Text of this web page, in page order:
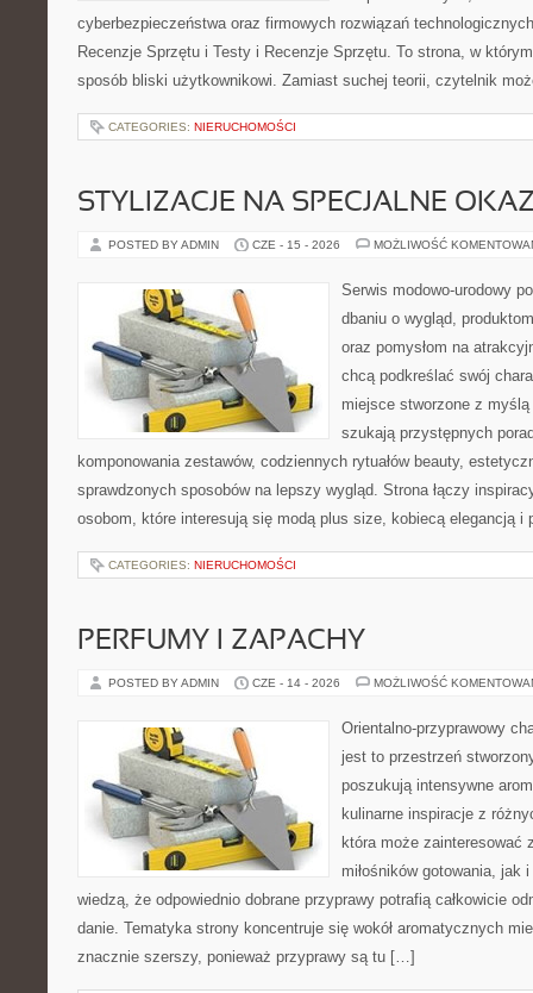
cyberbezpieczeństwa oraz firmowych rozwiązań
Recenzje Sprzętu i Testy i Recenzje Sprzętu. To strona, w
sposób bliski użytkownikowi. Zamiast suchej teorii, czytelnik
CATEGORIES: NIERUCHOMOŚCI
STYLIZACJE NA SPECJALNE
POSTED BY ADMIN CZE - 15 - 2026 MOŻLIWOŚĆ
Serwis modowo-urodowy
dbaniu o wygląd,
oraz pomysłom na
chcą podkreślać swój
miejsce stworzone z
szukają przystępnych
komponowania zestawów, codziennych rytuałów beauty,
sprawdzonych sposobów na lepszy wygląd. Strona łączy
osobom, które interesują się modą plus size, kobiecą elegancją
CATEGORIES: NIERUCHOMOŚCI
PERFUMY I ZAPACHY
POSTED BY ADMIN CZE - 14 - 2026 MOŻLIWOŚĆ
Orientalno-przyprawowy
jest to przestrzeń
poszukują intensywne
kulinarne inspiracje z
która może zainteresować
miłośników gotowania, jak
wiedzą, że odpowiednio dobrane przyprawy potrafią całkowicie
danie. Tematyka strony koncentruje się wokół aromatycznych
znacznie szerszy, ponieważ przyprawy są tu […]